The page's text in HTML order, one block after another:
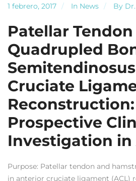
1 febrero, 2017 In News By
Patellar Tendon
Quadrupled
Cruciate
Prospective
Investigation
Purpose: Patellar tendon and
in anterior cruciate ligament (ACL)